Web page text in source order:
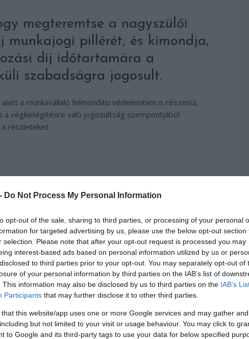
Do Not Process My Personal Information
opt-out of the sale, sharing to third parties, or processing of your personal
for targeted advertising by us, please use the below opt-out section
selection. Please note that after your opt-out request is processed you may
interest-based ads based on personal information utilized by us or
to third parties prior to your opt-out. You may separately opt-out of
of your personal information by third parties on the IAB’s list of
This information may also be disclosed by us to third parties on the IAB’s
Participants that may further disclose it to other third parties.
that this website/app uses one or more Google services and may gather
but not limited to your visit or usage behaviour. You may click to
to Google and its third-party tags to use your data for below specified
megteremtse a nagyszülői
munkajogi pillérét, és kimondja,
díj időtartamára a
szabadságra jogosult.
a munkavállaló felmondási védelemben is részesül,
a végkielégítésre való jogosultság szempontjából
részleteket.
januártól bevezeti a nagyszülői gyedet, amely
aktív nagyszülő az unoka kétéves koráig – ikrek
a gyermekkel, ha a gyermek után más nem kap